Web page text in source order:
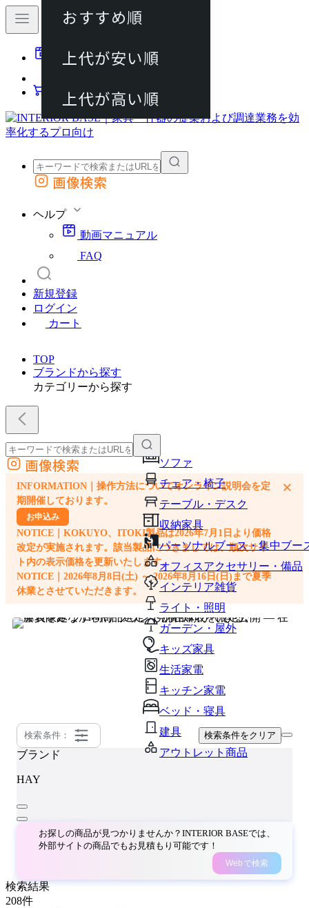
動画マニュアル
カート
外部サイトの商品をカートに追加
画像検索
ヘルプ
動画マニュアル
FAQ
新規登録
ログイン
カート
TOP
ブランドから探す
カテゴリーから探す
ソファ
チェア・椅子
テーブル・デスク
収納家具
パーソナルブース・集中ブー
オフィスアクセサリー・備品
インテリア雑貨
ライト・照明
ガーデン・屋外
キッズ家具
生活家電
キッチン家電
ベッド・寝具
建具
アウトレット商品
外部サイトの商品をカートに追加
他のサイトで見つけた商品ページのURLを貼り付けて、カートに追加できます
画像検索
INFORMATION｜操作方法についてオンライン説明会を定
期開催しております。
お申込み
NOTICE｜KOKUYO、ITOKI製品は2026年7月1日より価格
改定が実施されます。該当製品につきましては、順次サイ
ト内の表示価格を更新いたします。
NOTICE｜2026年8月8日(土) ～ 2026年8月16日(日)まで夏季
休業とさせていただきます。
×
検索条件： 検索条件をクリア
ブランド
HAY
お探しの商品が見つかりませんか？INTERIOR BASEでは、
外部サイトの商品でもお見積もり可能です！
Webで検索
検索結果
208件
おすすめ順
上代が安い順
上代が高い順